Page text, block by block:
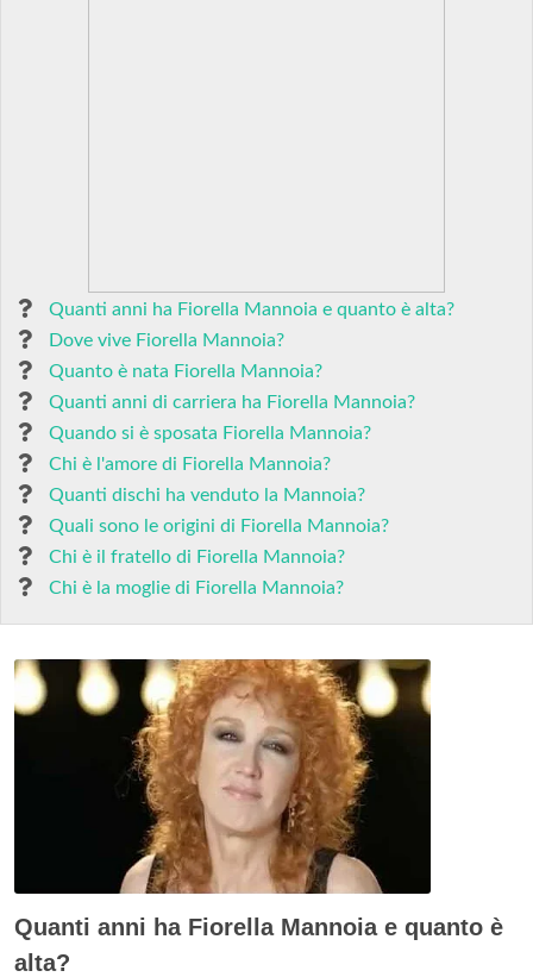
Quanti anni ha Fiorella Mannoia e quanto è alta?
Dove vive Fiorella Mannoia?
Quanto è nata Fiorella Mannoia?
Quanti anni di carriera ha Fiorella Mannoia?
Quando si è sposata Fiorella Mannoia?
Chi è l'amore di Fiorella Mannoia?
Quanti dischi ha venduto la Mannoia?
Quali sono le origini di Fiorella Mannoia?
Chi è il fratello di Fiorella Mannoia?
Chi è la moglie di Fiorella Mannoia?
Quanti anni ha Fiorella Mannoia e quanto è
alta?